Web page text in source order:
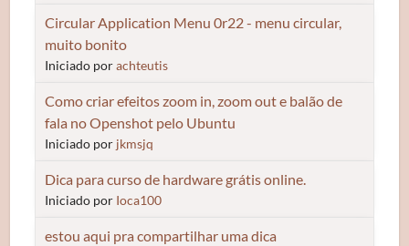
Circular Application Menu 0r22 - menu circular,
muito bonito
Iniciado porachteutis
Como criar efeitos zoom in, zoom out e balão de
fala no Openshot pelo Ubuntu
Iniciado por jkmsjq
Dica para curso de hardware grátis online.
Iniciado por Ioca100
estou aqui pra compartilhar uma dica